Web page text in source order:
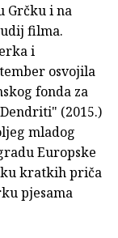
Grčku i na
filma.
i
osvojila
fonda za
(2015.)
mladog
Europske
kratkih priča
pjesama